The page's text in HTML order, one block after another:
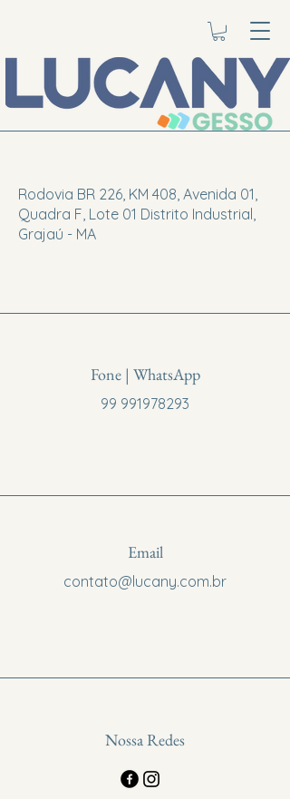
Rodovia BR 226, KM 408, Avenida 01,
Quadra F, Lote 01 Distrito Industrial,
Grajaú - MA
Fone | WhatsApp
99 991978293
Email
contato@lucany.com.br
Nossa Redes